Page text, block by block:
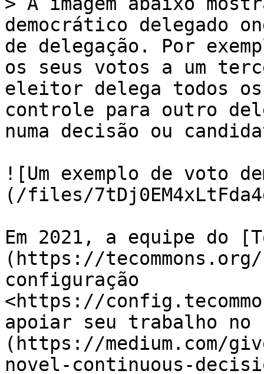
democrático delegado
de delegação. Por
os seus votos a um
eleitor delega todos
controle para outro
numa decisão ou
![Um exemplo de voto
(/files/
Em 2021, a equipe do
(https://
configuração
<https://
apoiar seu trabalho no
(https://medium.com/
novel-continuous-